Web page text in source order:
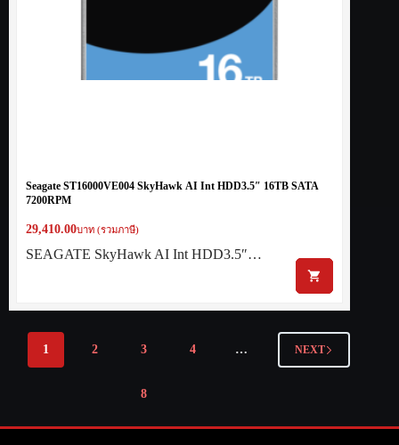
Seagate ST16000VE004 SkyHawk AI Int HDD3.5″ 16TB SATA
7200RPM
29,410.00บาท (รวมภาษี)
SEAGATE SkyHawk AI Int HDD3.5″…
1 2 3 4 …
8
NEXT